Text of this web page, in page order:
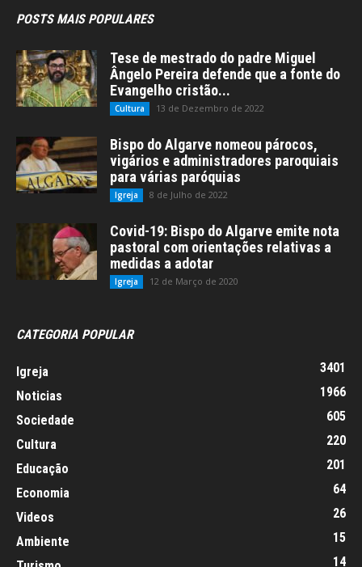
POSTS MAIS POPULARES
Tese de mestrado do padre Miguel
Ângelo Pereira defende que a fonte do
Evangelho cristão...
Cultura 13 de Dezembro de 2022
Bispo do Algarve nomeou párocos,
vigários e administradores paroquiais
para várias paróquias
Igreja 8 de Julho de 2022
Covid-19: Bispo do Algarve emite nota
pastoral com orientações relativas a
medidas a adotar
Igreja 12 de Março de 2020
CATEGORIA POPULAR
Igreja
3401
Noticias
1966
Sociedade
605
Cultura
220
Educação
201
Economia
64
Videos
26
Ambiente
15
14